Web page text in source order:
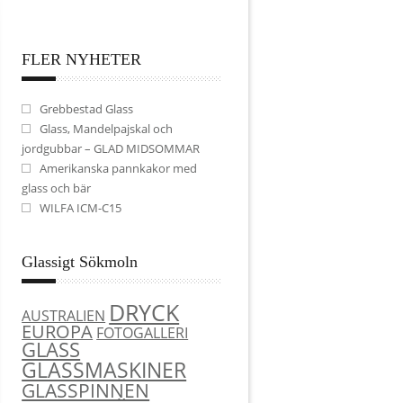
FLER NYHETER
Grebbestad Glass
Glass, Mandelpajskal och
jordgubbar – GLAD MIDSOMMAR
Amerikanska pannkakor med
glass och bär
WILFA ICM-C15
Glassigt Sökmoln
AUSTRALIEN DRYCK
EUROPA FOTOGALLERI
GLASS
GLASSMASKINER
GLASSPINNEN